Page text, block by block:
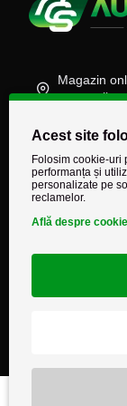
Magazin
accesorii
(+40) 745
Acest site
Folosim cookie-uri
performanța și
personalizate pe
reclamelor.
Află despre cookie